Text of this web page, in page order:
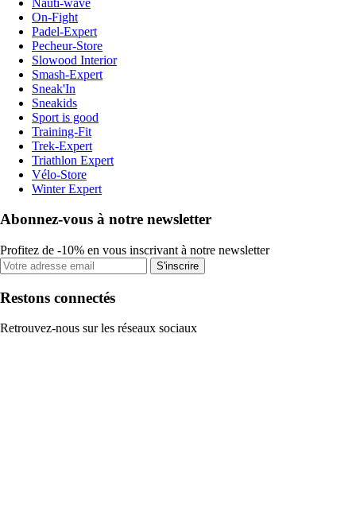
On-Fight
Padel-Expert
Pecheur-Store
Slowood Interior
Smash-Expert
Sneak'In
Sneakids
Sport is good
Training-Fit
Trek-Expert
Triathlon Expert
Vélo-Store
Winter Expert
Abonnez-vous à notre newsletter
Profitez de -10% en vous inscrivant à notre newsletter
S'inscrire
Restons connectés
Retrouvez-nous sur les réseaux sociaux